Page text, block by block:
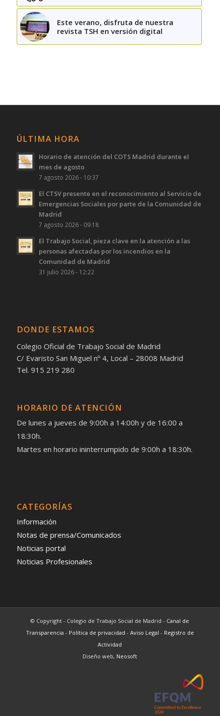
Este verano, disfruta de nuestra
revista TSH en versión digital
ÚLTIMA HORA
Horario de atención del COTS Madrid durante el
mes de agosto
7 agosto 2026 - 10:37
El CTSV presente en el reconocimiento al Servicio de
Emergencias Sociales por parte de la Comunidad de
Madrid
7 agosto 2026 - 09:18
El Trabajo Social, pieza clave en la atención a las
personas afectadas por los incendios en la
Comunidad de Madrid
31 julio 2026 - 12:22
DONDE ESTAMOS
Colegio Oficial de Trabajo Social de Madrid
C/ Evaristo San Miguel nº 4, Local – 28008 Madrid
Tel. 915 219 280
HORARIO DE ATENCIÓN
De lunes a jueves de 9:00h a 14:00h y de 16:00 a
18:30h.
Martes en horario ininterrumpido de 9:00h a 18:30h.
CATEGORÍAS
Información
Notas de prensa/Comunicados
Noticias portal
Noticias Profesionales
© Copyright - Colegio de Trabajo Social de Madrid - Canal de
Transparencia - Política de privacidad - Aviso Legal - Registro de
Actividad
Diseño web, Neosoft